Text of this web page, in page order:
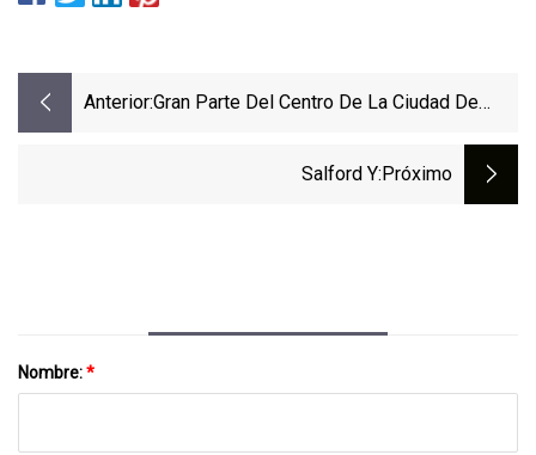
Anterior:Gran Parte Del Centro De La Ciudad De
Salford Y:próximo
Nombre:*